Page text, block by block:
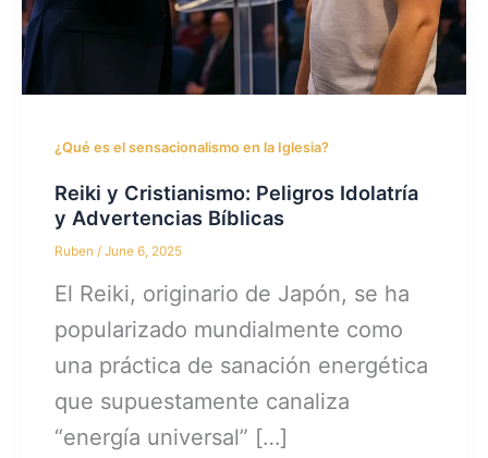
¿Qué es el sensacionalismo en la Iglesia?
Reiki y Cristianismo: Peligros Idolatría
y Advertencias Bíblicas
Ruben/June 6, 2025
El Reiki, originario de Japón, se ha
popularizado mundialmente como
una práctica de sanación energética
que supuestamente canaliza
“energía universal” […]